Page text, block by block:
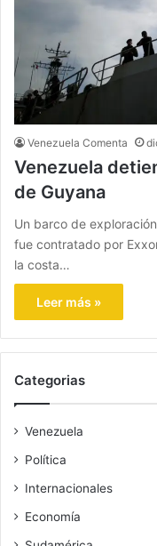
Venezuela Comenta
Venezuela
de Guyana
Un barco de
fue contratado por
la costa…
Leer más »
Categorias
Venezuela
Política
Internacionales
Economía